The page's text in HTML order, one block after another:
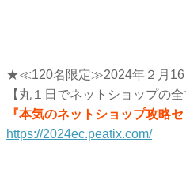
★≪120名限定≫2024年２月16
【丸１日でネットショップの
『本気のネットショップ攻略セ
https://2024ec.peatix.com/